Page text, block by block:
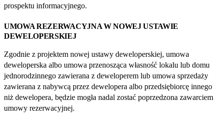
prospektu informacyjnego.
UMOWA REZERWACYJNA W NOWEJ USTAWIE
DEWELOPERSKIEJ
Zgodnie z projektem nowej ustawy deweloperskiej, umowa
deweloperska albo umowa przenosząca własność lokalu lub domu
jednorodzinnego zawierana z deweloperem lub umowa sprzedaży
zawierana z nabywcą przez dewelopera albo przedsiębiorcę innego
niż dewelopera, będzie mogła nadal zostać poprzedzona zawarciem
umowy rezerwacyjnej.